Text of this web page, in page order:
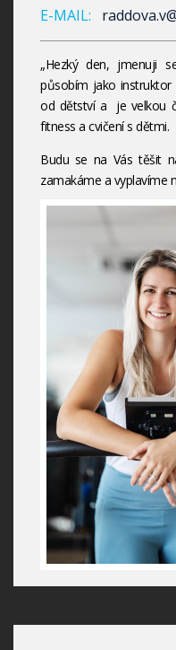
E-MAIL:
„Hezký den, jmenuji
působím jako instruktor
od dětství a je velkou
fitness a cvičení s dětmi.
Budu se na Vás těšit
zamakáme a vyplavíme